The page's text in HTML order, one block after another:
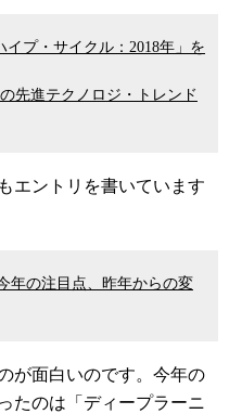
プ・サイクル：2018年」を
先進テクノロジ・トレンド
エントリを書いています
年の注目点、昨年からの変
が面白いのです。今年の
たのは「ディープラーニ